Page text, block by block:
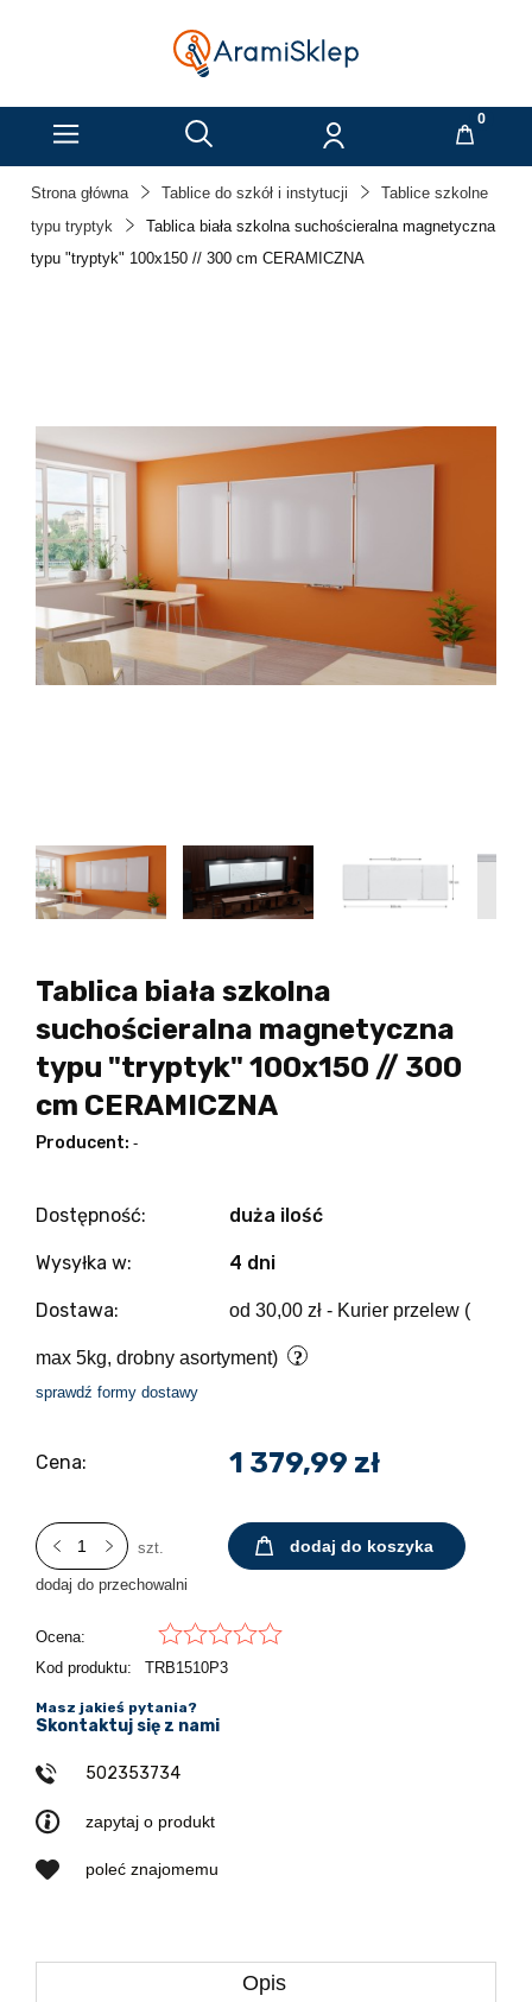
Strona główna Tablice do szkół i instytucji
Tablice szkolne
typu tryptyk
Tablica biała szkolna suchościeralna magnetyczna
typu "tryptyk" 100x150 // 300 cm CERAMICZNA
Tablica biała szkolna
suchościeralna magnetyczna
typu "tryptyk" 100x150 // 300
cm CERAMICZNA
Producent: -
Dostępność: duża ilość
Wysyłka w: 4 dni
Dostawa: od 30,00 zł - Kurier przelew (
max 5kg, drobny asortyment)
sprawdź formy dostawy
Cena: 1 379,99 zł
szt. dodaj do koszyka
dodaj do przechowalni
Ocena:
Kod produktu:
TRB1510P3
zapytaj o produkt
poleć znajomemu
Masz jakieś pytania?
Skontaktuj się z nami
502353734
Opis